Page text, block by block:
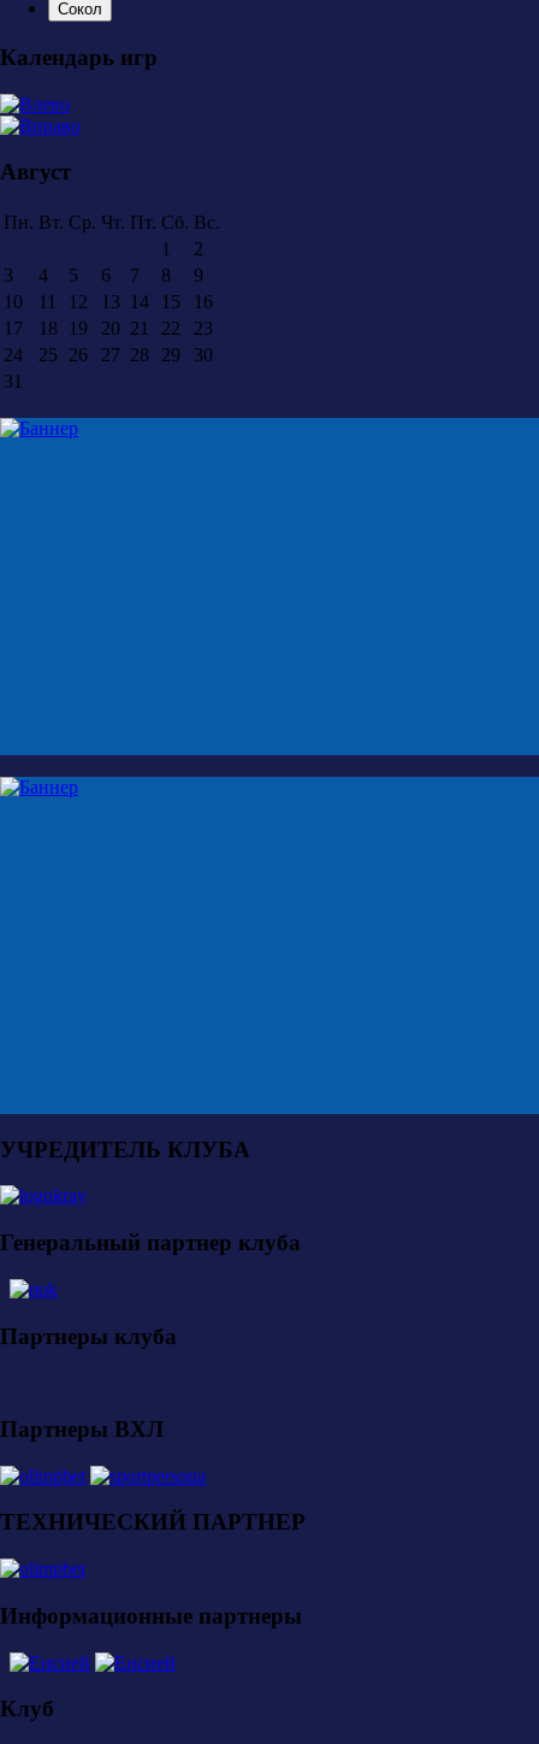
Сокол
Календарь игр
Август
Пн. Вт. Ср. Чт. Пт. Сб. Вс.
1
2
3
4 5 6 7 8
9
10
11 12 13 14 15
16
17
18 19 20 21 22
23
24
25 26 27 28 29
30
31
УЧРЕДИТЕЛЬ КЛУБА
Генеральный партнер клуба
Партнеры клуба
Партнеры ВХЛ
ТЕХНИЧЕСКИЙ ПАРТНЕР
Информационные партнеры
Клуб